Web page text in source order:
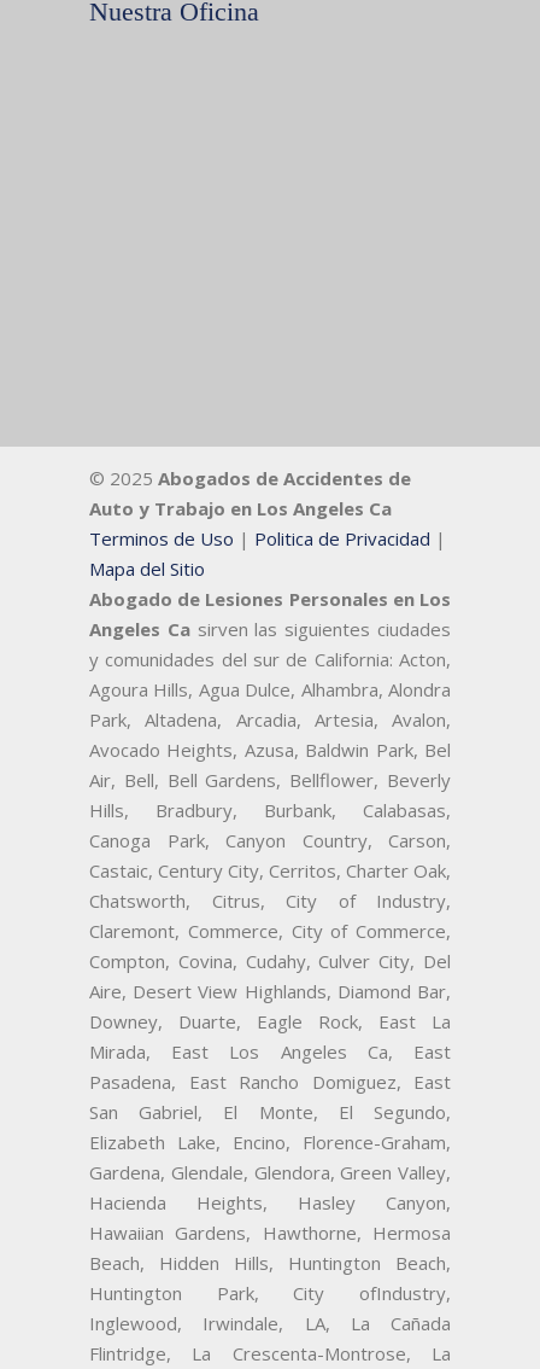
Nuestra Oficina
© 2025 Abogados de Accidentes de
Auto y Trabajo en Los Angeles Ca
Terminos de Uso | Politica de Privacidad |
Mapa del Sitio
Abogado de Lesiones Personales en Los
Angeles Casirven las siguientes ciudades
y comunidades del sur de California: Acton,
Agoura Hills, Agua Dulce, Alhambra, Alondra
Park, Altadena, Arcadia, Artesia, Avalon,
Avocado Heights, Azusa, Baldwin Park, Bel
Air, Bell, Bell Gardens, Bellflower, Beverly
Hills, Bradbury, Burbank, Calabasas,
Canoga Park, Canyon Country, Carson,
Castaic, Century City, Cerritos, Charter Oak,
Chatsworth, Citrus, City of Industry,
Claremont, Commerce, City of Commerce,
Compton, Covina, Cudahy, Culver City, Del
Aire, Desert View Highlands, Diamond Bar,
Downey, Duarte, Eagle Rock, East La
Mirada, East Los Angeles Ca, East
Pasadena, East Rancho Domiguez, East
San Gabriel, El Monte, El Segundo,
Elizabeth Lake, Encino, Florence-Graham,
Gardena, Glendale, Glendora, Green Valley,
Hacienda Heights, Hasley Canyon,
Hawaiian Gardens, Hawthorne, Hermosa
Beach, Hidden Hills, Huntington Beach,
Huntington Park, City ofIndustry,
Inglewood, Irwindale, LA, La Cañada
Flintridge, La Crescenta-Montrose, La